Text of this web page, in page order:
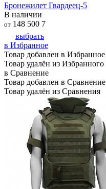
Бронежилет Гвардеец-5
В наличии
от 148 500 7
выбрать
в Избранное
Товар добавлен в Избранное
Товар удалён из Избранного
в Сравнение
Товар добавлен в Сравнение
Товар удалён из Сравнения